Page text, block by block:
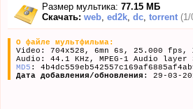
Размер мультика: 77.15 МБ
Скачать: web ed2k dc torrent (1/
О файле мультфильма:
Video: 704x528, 6mn 6s, 25.000 fps,
Audio: 44.1 KHz, MPEG-1 Audio
MD5 :
Дата добавления/обновления : 29-03-